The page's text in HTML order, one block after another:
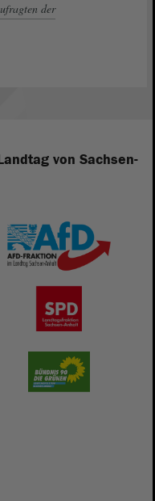
der
von Sachsen-